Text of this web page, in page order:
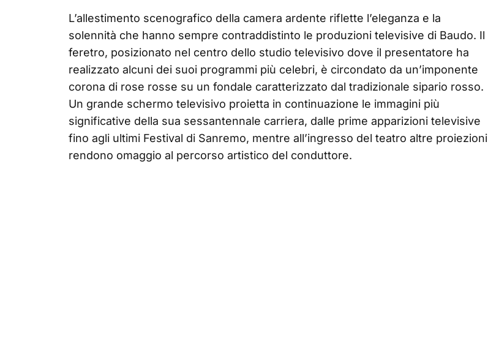
L’allestimento scenografico della camera ardente riflette l’eleganza e la
solennità che hanno sempre contraddistinto le produzioni televisive di Baudo. Il
feretro, posizionato nel centro dello studio televisivo dove il presentatore ha
realizzato alcuni dei suoi programmi più celebri, è circondato da un’imponente
corona di rose rosse su un fondale caratterizzato dal tradizionale sipario rosso.
Un grande schermo televisivo proietta in continuazione le immagini più
significative della sua sessantennale carriera, dalle prime apparizioni televisive
fino agli ultimi Festival di Sanremo, mentre all’ingresso del teatro altre proiezioni
rendono omaggio al percorso artistico del conduttore.